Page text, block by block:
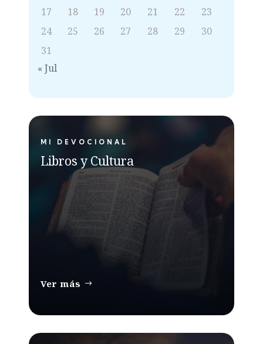
17
18 19 20 21 22
23
24
25 26 27 28 29
30
31
« Jul
MI DEVOCIONAL
Libros y Cultura
Ver más